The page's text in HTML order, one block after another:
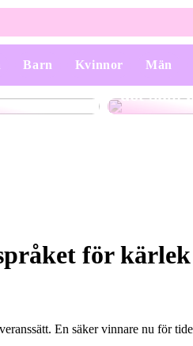
Barn Kvinnor Män
det som
för
En säker vinnare nu för